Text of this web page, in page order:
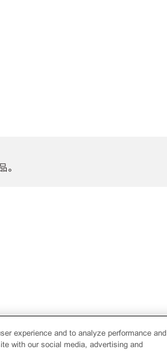
。
experience and to analyze performance and
with our social media, advertising and